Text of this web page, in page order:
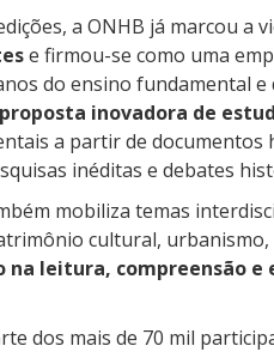
a ONHB já marcou a
e firmou-se como uma
do ensino fundamental
inovadora de
a partir de documentos
inéditas e debates
mobiliza temas
cultural, urbanismo,
leitura, compreensão e
dos mais de 70 mil